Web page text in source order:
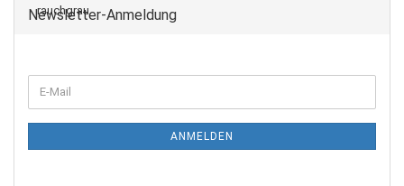
Newsletter-Anmeldung
ZUR
E-
Mail
ANMELDEN